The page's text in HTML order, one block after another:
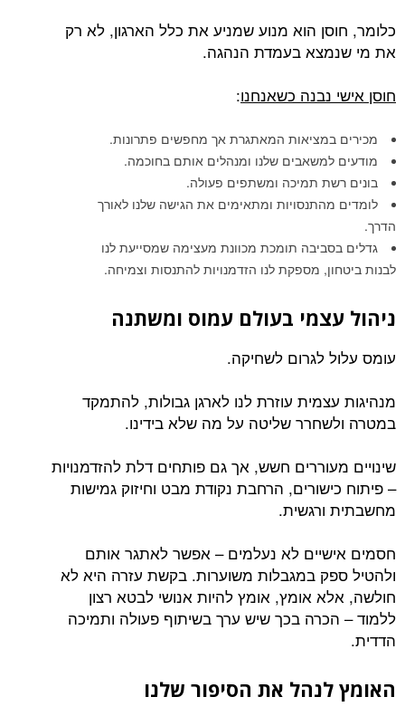
כלומר, חוסן הוא מנוע שמניע את כלל הארגון, לא רק
את מי שנמצא בעמדת הנהגה.
חוסן אישי נבנה כשאנחנו:
מכירים במציאות המאתגרת אך מחפשים פתרונות.
מודעים למשאבים שלנו ומנהלים אותם בחוכמה.
בונים רשת תמיכה ומשתפים פעולה.
לומדים מהתנסויות ומתאימים את הגישה שלנו לאורך
הדרך.
גדלים בסביבה תומכת מכוונת מעצימה שמסייעת לנו
לבנות ביטחון, מספקת לנו הזדמנויות להתנסות וצמיחה.
ניהול עצמי בעולם עמוס ומשתנה
עומס עלול לגרום לשחיקה.
מנהיגות עצמית עוזרת לנו לארגן גבולות, להתמקד
במטרה ולשחרר שליטה על מה שלא בידינו.
שינויים מעוררים חשש, אך גם פותחים דלת להזדמנויות
– פיתוח כישורים, הרחבת נקודת מבט וחיזוק גמישות
מחשבתית ורגשית.
חסמים אישיים לא נעלמים – אפשר לאתגר אותם
ולהטיל ספק במגבלות משוערות. בקשת עזרה היא לא
חולשה, אלא אומץ, אומץ להיות אנושי לבטא רצון
ללמוד – הכרה בכך שיש ערך בשיתוף פעולה ותמיכה
הדדית.
האומץ לנהל את הסיפור שלנו